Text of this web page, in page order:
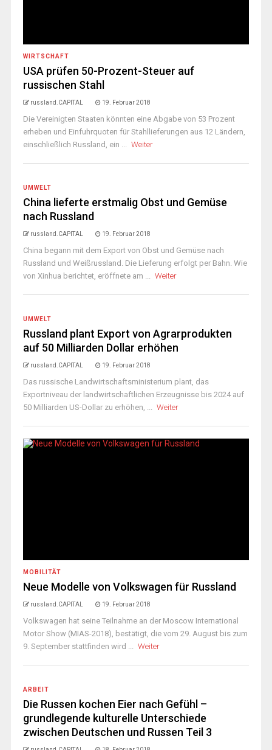
WIRTSCHAFT
USA prüfen 50-Prozent-Steuer auf
russischen Stahl
russland.CAPITAL 19. Februar 2018
Die Vereinigten Staaten könnten eine Abgabe von 53 Prozent
erheben und Einfuhrquoten für Stahllieferungen aus 12 Ländern,
einschließlich Russland, ein ... Weiter
UMWELT
China lieferte erstmalig Obst und Gemüse
nach Russland
russland.CAPITAL 19. Februar 2018
China begann mit dem Export von Obst und Gemüse nach
Russland und Weißrussland. Die Lieferung erfolgt per Bahn. Wie
von Xinhua berichtet, eröffnete am ... Weiter
UMWELT
Russland plant Export von Agrarprodukten
auf 50 Milliarden Dollar erhöhen
russland.CAPITAL 19. Februar 2018
Das russische Landwirtschaftsministerium plant, das
Exportniveau der landwirtschaftlichen Erzeugnisse bis 2024 auf
50 Milliarden US-Dollar zu erhöhen, ... Weiter
MOBILITÄT
Neue Modelle von Volkswagen für Russland
russland.CAPITAL 19. Februar 2018
Volkswagen hat seine Teilnahme an der Moscow International
Motor Show (MIAS-2018), bestätigt, die vom 29. August bis zum
9. September stattfinden wird ... Weiter
ARBEIT
Die Russen kochen Eier nach Gefühl –
grundlegende kulturelle Unterschiede
zwischen Deutschen und Russen Teil 3